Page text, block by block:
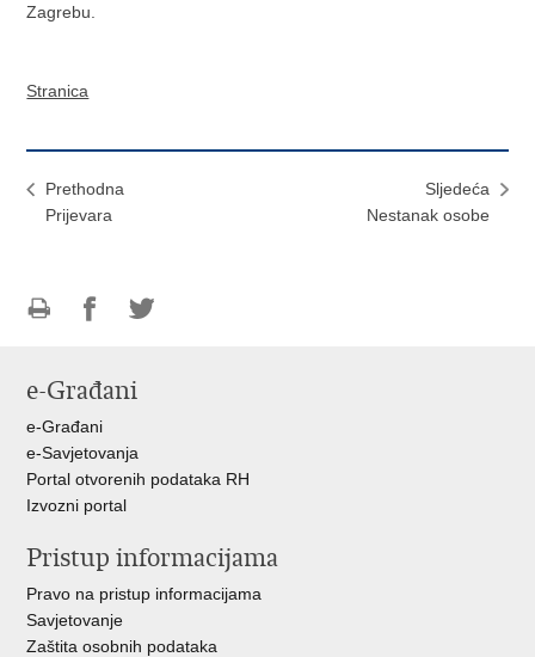
Zagrebu.
Stranica
Prethodna
Prijevara
Sljedeća
Nestanak osobe
FacebookuTwitteru
e-Građani
e-Građani
e-Savjetovanja
Portal otvorenih podataka RH
Izvozni portal
Pristup informacijama
Pravo na pristup informacijama
Savjetovanje
Zaštita osobnih podataka